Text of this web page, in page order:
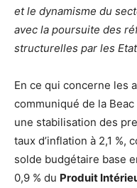
et le dynamisme du
avec la poursuite des
structurelles par les
En ce qui concerne les
communiqué de la Beac
une stabilisation des
taux d’inflation à 2,1 %,
solde budgétaire base
0,9 % du Produit